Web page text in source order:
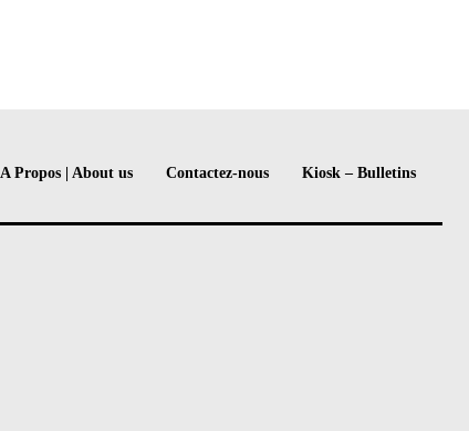
A Propos | About us Contactez-nous Kiosk – Bulletins